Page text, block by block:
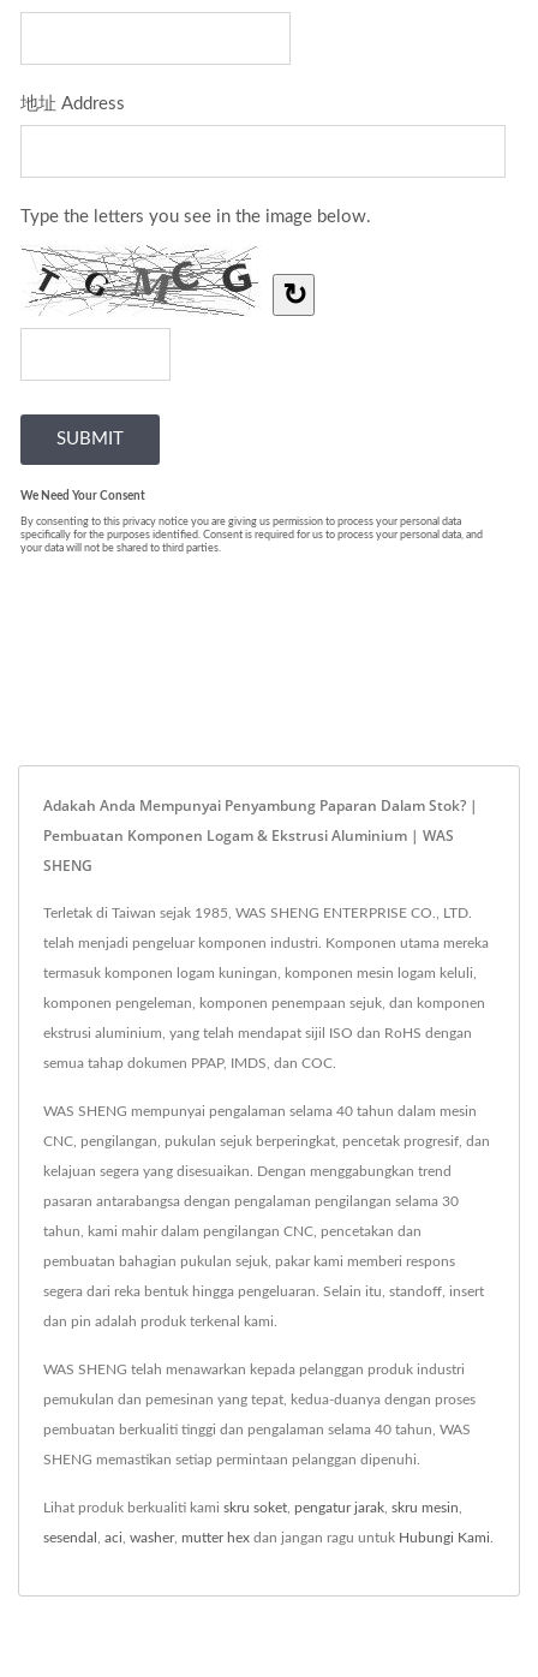
Adakah Anda Mempunyai Penyambung Paparan Dalam Stok? |
Pembuatan Komponen Logam & Ekstrusi Aluminium | WAS
SHENG
Terletak di Taiwan sejak 1985, WAS SHENG ENTERPRISE CO., LTD.
telah menjadi pengeluar komponen industri. Komponen utama mereka
termasuk komponen logam kuningan, komponen mesin logam keluli,
komponen pengeleman, komponen penempaan sejuk, dan komponen
ekstrusi aluminium, yang telah mendapat sijil ISO dan RoHS dengan
semua tahap dokumen PPAP, IMDS, dan COC.
WAS SHENG mempunyai pengalaman selama 40 tahun dalam mesin
CNC, pengilangan, pukulan sejuk berperingkat, pencetak progresif, dan
kelajuan segera yang disesuaikan. Dengan menggabungkan trend
pasaran antarabangsa dengan pengalaman pengilangan selama 30
tahun, kami mahir dalam pengilangan CNC, pencetakan dan
pembuatan bahagian pukulan sejuk, pakar kami memberi respons
segera dari reka bentuk hingga pengeluaran. Selain itu, standoff, insert
dan pin adalah produk terkenal kami.
WAS SHENG telah menawarkan kepada pelanggan produk industri
pemukulan dan pemesinan yang tepat, kedua-duanya dengan proses
pembuatan berkualiti tinggi dan pengalaman selama 40 tahun, WAS
SHENG memastikan setiap permintaan pelanggan dipenuhi.
Lihat produk berkualiti kami skru soket pengatur jarak skru mesin
sesendal aci washer, mutter hex dan jangan ragu untuk Hubungi Kami